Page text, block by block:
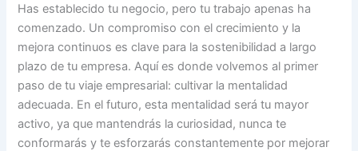
Has establecido tu negocio, pero tu trabajo apenas ha
comenzado. Un compromiso con el crecimiento y la
mejora continuos es clave para la sostenibilidad a largo
plazo de tu empresa. Aquí es donde volvemos al primer
paso de tu viaje empresarial: cultivar la mentalidad
adecuada. En el futuro, esta mentalidad será tu mayor
activo, ya que mantendrás la curiosidad, nunca te
conformarás y te esforzarás constantemente por mejorar